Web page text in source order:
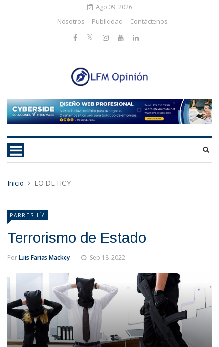
Ago 09, 2026
Nosotros
Publicidad Contáctenos
Inicio LO DE HOY
PARRESHÍA
Terrorismo de Estado
PorLuis Farias Mackey Sep 18, 2022